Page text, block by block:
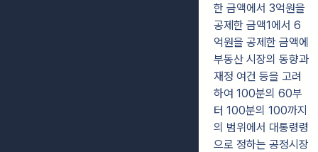
한 금액에서 3억원을
공제한 금액1에서 6
억원을 공제한 금액에
부동산 시장의 동향과
재정 여건 등을 고려
하여 100분의 60부
터 100분의 100까지
의 범위에서 대통령령
으로 정하는 공정시장